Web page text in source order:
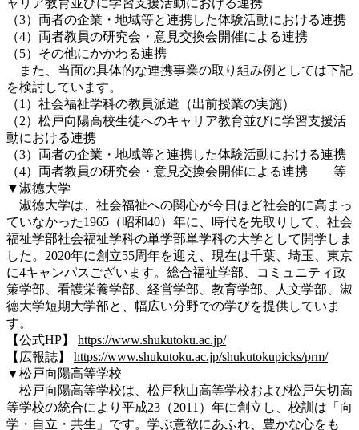
（3）両者の企業・地域等と連携した体験活動における連携
（4）両者教員の研究会・意見交換会開催による連携
（5）その他にかかわる連携
また、当面の具体的な連携事業の取り組み例としては下記
を検討しています。
（1）社会福祉学科の教員派遣（出前授業の実施）
（2）松戸向陽高校生徒へのキャリア教育並びに学習支援活
動における連携
（3）両者の企業・地域等と連携した体験活動における連携
（4）両者教員の研究会・意見交換会開催による連携 等
▼淑徳大学
淑徳大学は、社会福祉への関心が今日ほど社会的に高まっ
ていなかった1965（昭和40）年に、時代を先取りして、社会
福祉学部社会福祉学科の単学部単学科の大学として開学しま
した。2020年に創立55周年を迎え、現在は千葉、埼玉、東京
に4キャンパスございます。総合福祉学部、コミュニティ政
策学部、看護栄養学部、経営学部、教育学部、人文学部、淑
徳大学短期大学部と、幅広い分野での学びを提供していま
す。
【公式HP】 https://www.shukutoku.ac.jp/
【広報誌】 https://www.shukutoku.ac.jp/shukutokupicks/prm/
▼松戸向陽高等学校
松戸向陽高等学校は、松戸秋山高等学校および松戸矢切高
等学校の統合により平成23（2011）年に創立し、校訓は「向
学・自立・共生」です。学ぶ意欲にあふれ、豊かな心をも